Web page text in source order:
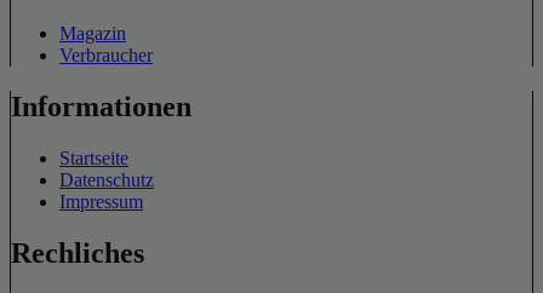
Magazin
Verbraucher
Informationen
Startseite
Datenschutz
Impressum
Rechliches